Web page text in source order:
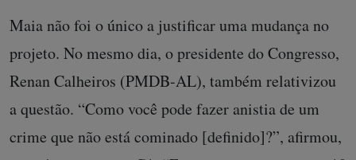
Maia não foi o único a justificar uma mudança no
projeto. No mesmo dia, o presidente do Congresso,
Renan Calheiros (PMDB-AL), também relativizou
a questão. “Como você pode fazer anistia de um
crime que não está cominado [definido]?”, afirmou,